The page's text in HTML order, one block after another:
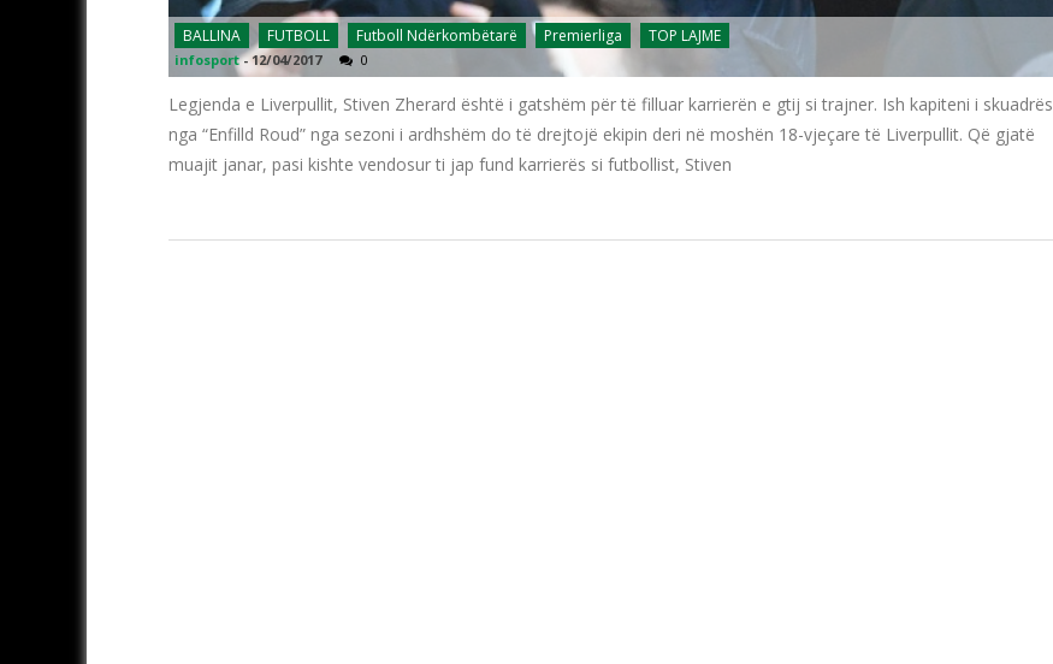
BALLINA FUTBOLL Futboll Ndërkombëtarë Premierliga TOP LAJME
infosport -12/04/2017 0
Legjenda e Liverpullit, Stiven Zherard është i gatshëm për të filluar karrierën e gtij si trajner. Ish kapiteni i skuadrës
nga “Enfilld Roud” nga sezoni i ardhshëm do të drejtojë ekipin deri në moshën 18-vjeçare të Liverpullit. Që gjatë
muajit janar, pasi kishte vendosur ti jap fund karrierës si futbollist, Stiven